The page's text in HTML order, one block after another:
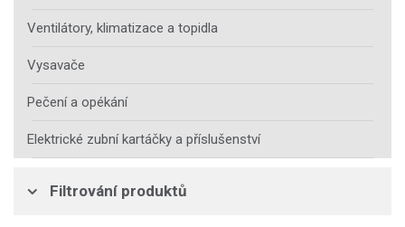
Ventilátory, klimatizace a topidla
Vysavače
Pečení a opékání
Elektrické zubní kartáčky a příslušenství
Filtrování produktů